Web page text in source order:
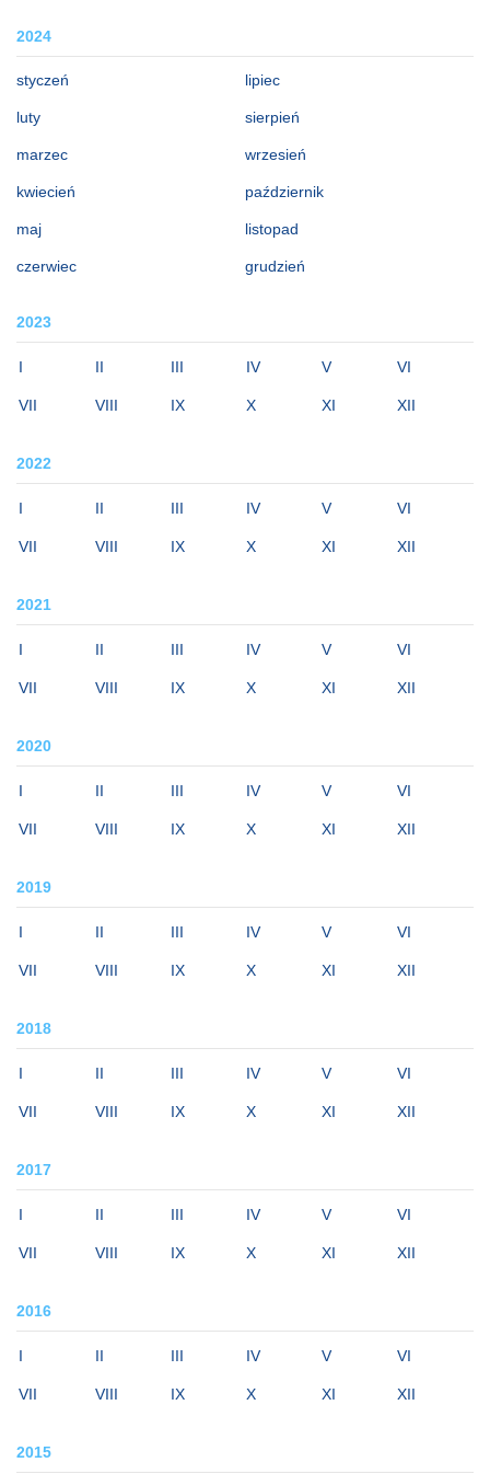
2024
styczeń
luty
marzec
kwiecień
maj
czerwiec
lipiec
sierpień
wrzesień
październik
listopad
grudzień
2023
I II III IV V VI
VII VIII IX X XI XII
2022
I II III IV V VI
VII VIII IX X XI XII
2021
I II III IV V VI
VII VIII IX X XI XII
2020
I II III IV V VI
VII VIII IX X XI XII
2019
I II III IV V VI
VII VIII IX X XI XII
2018
I II III IV V VI
VII VIII IX X XI XII
2017
I II III IV V VI
VII VIII IX X XI XII
2016
I II III IV V VI
VII VIII IX X XI XII
2015